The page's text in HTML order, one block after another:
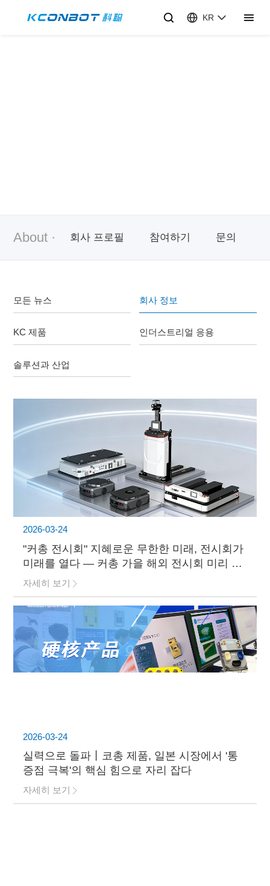
KR
About · 회사 프로필 참여하기 문의
모든 뉴스 회사 정보
KC 제품 인더스트리얼 응용
솔루션과 산업
2026-03-24
"커총 전시회" 지혜로운 무한한 미래, 전시회가
미래를 열다 — 커총 가을 해외 전시회 미리 보
기
자세히 보기
2026-03-24
실력으로 돌파丨코총 제품, 일본 시장에서 '통
증점 극복'의 핵심 힘으로 자리 잡다
자세히 보기